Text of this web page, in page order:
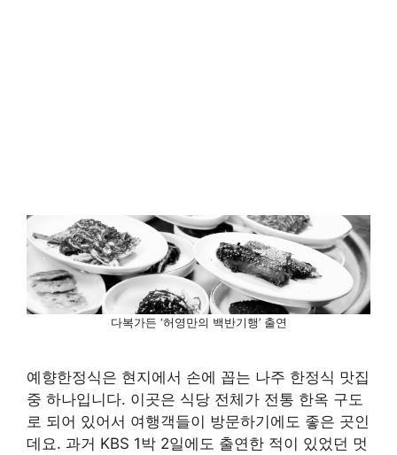
다복가든 ‘허영만의 백반기행’ 출연
예향한정식은 현지에서 손에 꼽는 나주 한정식 맛집
중 하나입니다. 이곳은 식당 전체가 전통 한옥 구도
로 되어 있어서 여행객들이 방문하기에도 좋은 곳인
데요. 과거 KBS 1박 2일에도 출연한 적이 있었던 멋